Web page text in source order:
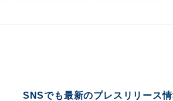
SNSでも最新のプレスリリース